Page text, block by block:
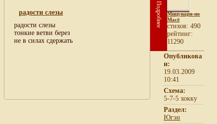
радости слезы
радости слезы
тонкие ветви берез
не в силах сдержать
Подробнее
Мицунари-но
Масё
cтихов: 490
рейтинг:
11290
Опубликова
н:
19.03.2009
10:41
Схема:
5-7-5 хокку
Раздел:
Югэн